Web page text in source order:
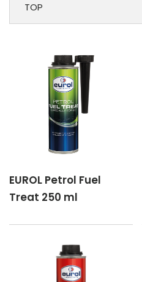
TOP
EUROL Petrol Fuel
Treat 250 ml